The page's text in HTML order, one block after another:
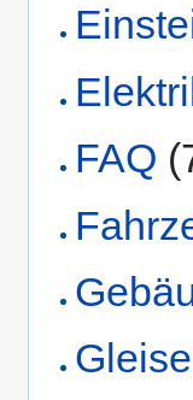
FAQ
Gleise